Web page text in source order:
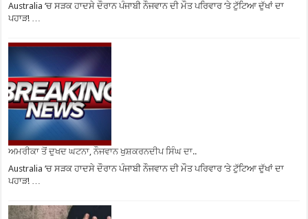
Australia ‘ਚ ਸੜਕ ਹਾਦਸੇ ਦੌਰਾਨ ਪੰਜਾਬੀ ਨੌਜਵਾਨ ਦੀ ਮੌਤ ਪਰਿਵਾਰ ‘ਤੇ ਟੁੱਟਿਆ ਦੁੱਖਾਂ ਦਾ
ਪਹਾੜ! …
ਅਮਰੀਕਾ ਤੋਂ ਦੁਖਦ ਘਟਨਾ, ਨੌਜਵਾਨ ਖੁਸ਼ਕਰਨਦੀਪ ਸਿੰਘ ਦਾ..
Australia ‘ਚ ਸੜਕ ਹਾਦਸੇ ਦੌਰਾਨ ਪੰਜਾਬੀ ਨੌਜਵਾਨ ਦੀ ਮੌਤ ਪਰਿਵਾਰ ‘ਤੇ ਟੁੱਟਿਆ ਦੁੱਖਾਂ ਦਾ
ਪਹਾੜ! …